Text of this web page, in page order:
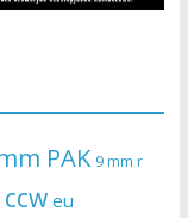
PAK 9 mm r
ccw eu